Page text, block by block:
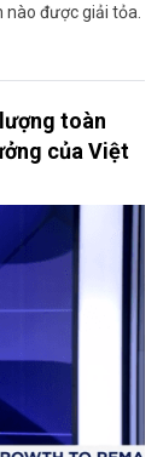
được giải tỏa.
toàn
của Việt